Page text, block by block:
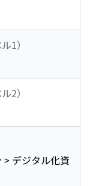
1）
2）
デジタル化資